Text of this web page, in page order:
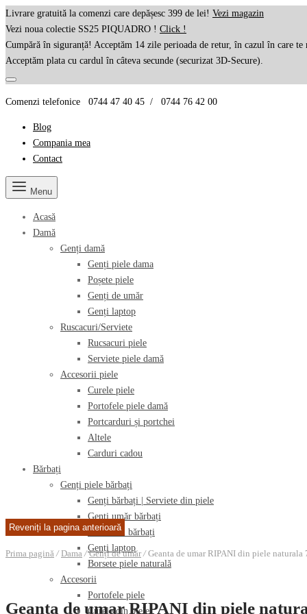
Livrare gratuită la comenzi care depășesc 399 de lei! Vezi magazin
Vezi noua colectie SS25 PIQUADRO ! Click !
Cumpără în siguranță! Acceptăm 14 zile perioada de retur, în cazul în care te
Acceptăm plata cu cardul în câteva secunde (securizat 3D-Secure).
Comenzi telefonice 0744 47 40 45 / 0744 76 42 00
Blog
Compania mea
Contact
Menu
Acasă
Damă
Genți damă
Genți piele dama
Poșete piele
Genți de umăr
Genți laptop
Ruscacuri/Serviete
Rucsacuri piele
Serviete piele damă
Accesorii piele
Curele piele
Portofele piele damă
Portcarduri și portchei
Altele
Carduri cadou
Bărbați
Genți piele bărbați
Genți bărbați | Serviete din piele
Genți umăr bărbați
Rucsacuri bărbați
Genți laptop
Borsete piele naturală
Accesorii
Portofele piele
Curele din piele
Prima pagină / Dama / Genți de umăr /Geanta de umar RIPANI din piele naturala
Geanta de umar RIPANI din piele